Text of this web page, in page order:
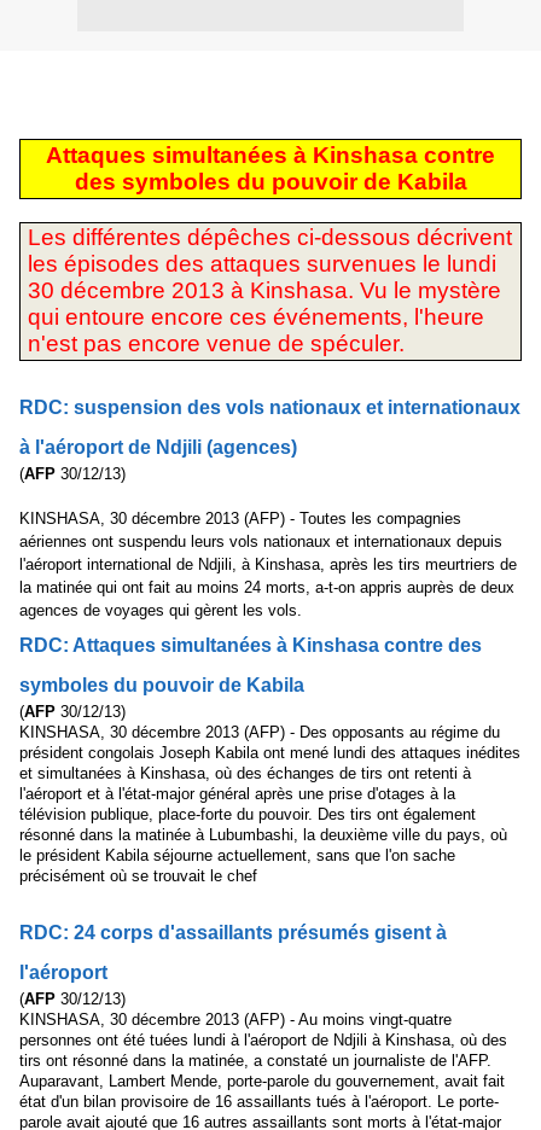
Attaques simultanées à Kinshasa contre
des symboles du pouvoir de Kabila
Les différentes dépêches ci-dessous décrivent
les épisodes des attaques survenues le lundi
30 décembre 2013 à Kinshasa. Vu le mystère
qui entoure encore ces événements, l'heure
n'est pas encore venue de spéculer.
RDC: suspension des vols nationaux et internationaux
à l'aéroport de Ndjili (agences)
(AFP 30/12/13)
KINSHASA, 30 décembre 2013 (AFP) - Toutes les compagnies
aériennes ont suspendu leurs vols nationaux et internationaux depuis
l'aéroport international de Ndjili, à Kinshasa, après les tirs meurtriers de
la matinée qui ont fait au moins 24 morts, a-t-on appris auprès de deux
agences de voyages qui gèrent les vols.
RDC: Attaques simultanées à Kinshasa contre des
symboles du pouvoir de Kabila
(AFP 30/12/13)
KINSHASA, 30 décembre 2013 (AFP) - Des opposants au régime du
président congolais Joseph Kabila ont mené lundi des attaques inédites
et simultanées à Kinshasa, où des échanges de tirs ont retenti à
l'aéroport et à l'état-major général après une prise d'otages à la
télévision publique, place-forte du pouvoir. Des tirs ont également
résonné dans la matinée à Lubumbashi, la deuxième ville du pays, où
le président Kabila séjourne actuellement, sans que l'on sache
précisément où se trouvait le chef
RDC: 24 corps d'assaillants présumés gisent à
l'aéroport
(AFP 30/12/13)
KINSHASA, 30 décembre 2013 (AFP) - Au moins vingt-quatre
personnes ont été tuées lundi à l'aéroport de Ndjili à Kinshasa, où des
tirs ont résonné dans la matinée, a constaté un journaliste de l'AFP.
Auparavant, Lambert Mende, porte-parole du gouvernement, avait fait
état d'un bilan provisoire de 16 assaillants tués à l'aéroport. Le porte-
parole avait ajouté que 16 autres assaillants sont morts à l'état-major